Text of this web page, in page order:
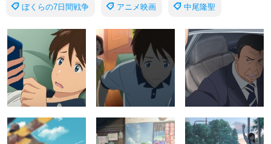
ぼくらの7日間戦争 アニメ映画 中尾隆聖